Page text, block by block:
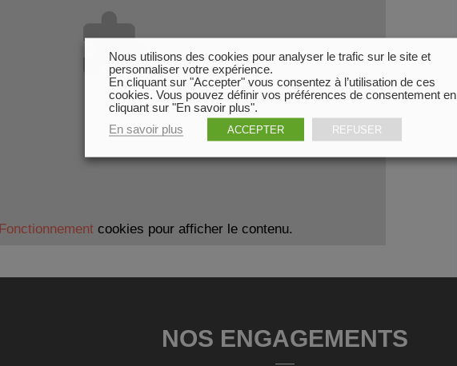
Fonctionnementcookies pour afficher le contenu.
NOS ENGAGEMENTS
Nous utilisons des cookies pour analyser le trafic sur le site et
personnaliser votre expérience.
En cliquant sur "Accepter" vous consentez à l’utilisation de ces
cookies. Vous pouvez définir vos préférences de consentement en
cliquant sur "En savoir plus".
En savoir plus
ACCEPTER REFUSER